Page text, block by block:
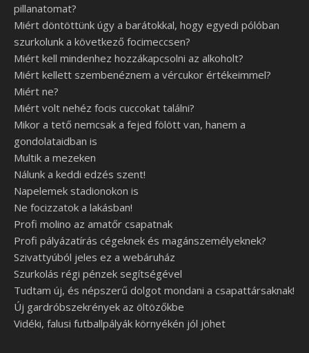
pillanatomat?
Miért döntöttünk úgy a barátokkal, hogy egyedi pólóban
szurkolunk a következő focimeccsen?
Miért kell mindenhez hozzákapcsolni az alkoholt?
Miért kellett szembenéznem a vércukor értékeimmel?
Miért ne?
Miért volt nehéz focis cuccokat találni?
Mikor a tető nemcsak a fejed fölött van, hanem a
gondolataidban is
Multik a mezeken
Nálunk a keddi edzés szent!
Napelemek stadionokon is
Ne focizzatok a lakásban!
Profi molino az amatőr csapatnak
Profi pályázatírás cégeknek és magánszemélyeknek?
Szivattyúból jeles ez a webáruház
Szurkolás régi pénzek segítségével
Tudtam új, és népszerű dolgot mondani a csapattársaknak!
Új gardróbszekrények az öltözőkbe
Vidéki, falusi futballpályák környékén jól jöhet